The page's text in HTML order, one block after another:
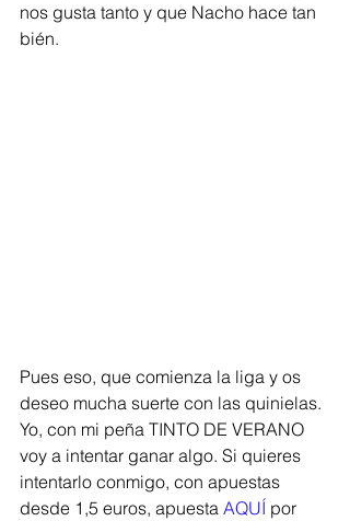
nos gusta tanto y que Nacho hace tan
bién.
Pues eso, que comienza la liga y os
deseo mucha suerte con las quinielas.
Yo, con mi peña TINTO DE VERANO
voy a intentar ganar algo. Si quieres
intentarlo conmigo, con apuestas
desde 1,5 euros, apuesta AQUÍ por